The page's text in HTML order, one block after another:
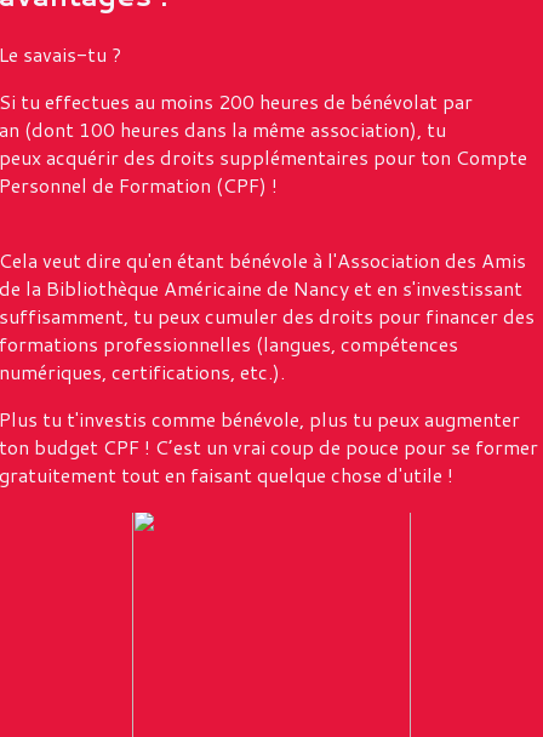
savais-tu ?
tu effectues au moins 200 heures de bénévolat par
(dont 100 heures dans la même association), tu
acquérir des droits supplémentaires pour ton Compte
de Formation (CPF) !
veut dire qu'en étant bénévole à l'Association des Amis
la Bibliothèque Américaine de Nancy et en s'investissant
tu peux cumuler des droits pour financer des
professionnelles (langues, compétences
certifications, etc.).
tu t'investis comme bénévole, plus tu peux augmenter
budget CPF ! C’est un vrai coup de pouce pour se former
tout en faisant quelque chose d'utile !